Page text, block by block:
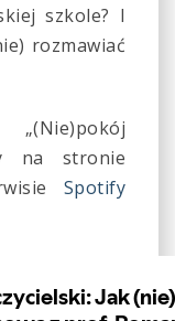
szkole? I
rozmawiać
na stronie
Spotify